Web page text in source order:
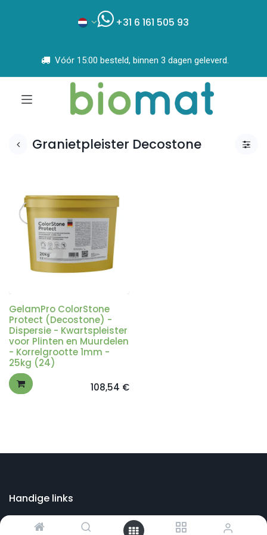
+31 6 161 505 93
Vóór 15:00 besteld, binnen 3 dagen geleverd.
Granietpleister Decostone
GelamPro ColorStone
Protect (Decostone) -
Dispersie - Kwartspleister
voor Plinten en Muurdelen
- Korrelgrootte 1mm -
25kg (24)
108,54 €
Handige links
Startpagina